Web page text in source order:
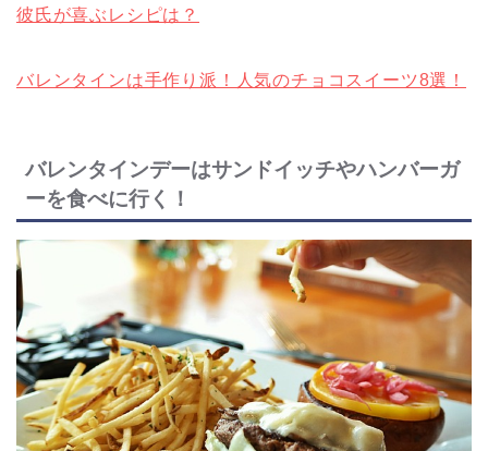
彼氏が喜ぶレシピは？
バレンタインは手作り派！人気のチョコスイーツ8選！
バレンタインデーはサンドイッチやハンバーガ
ーを食べに行く！